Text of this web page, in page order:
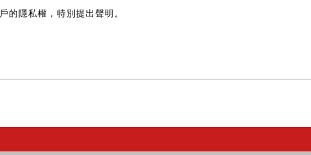
的隱私權，特別提出聲明。